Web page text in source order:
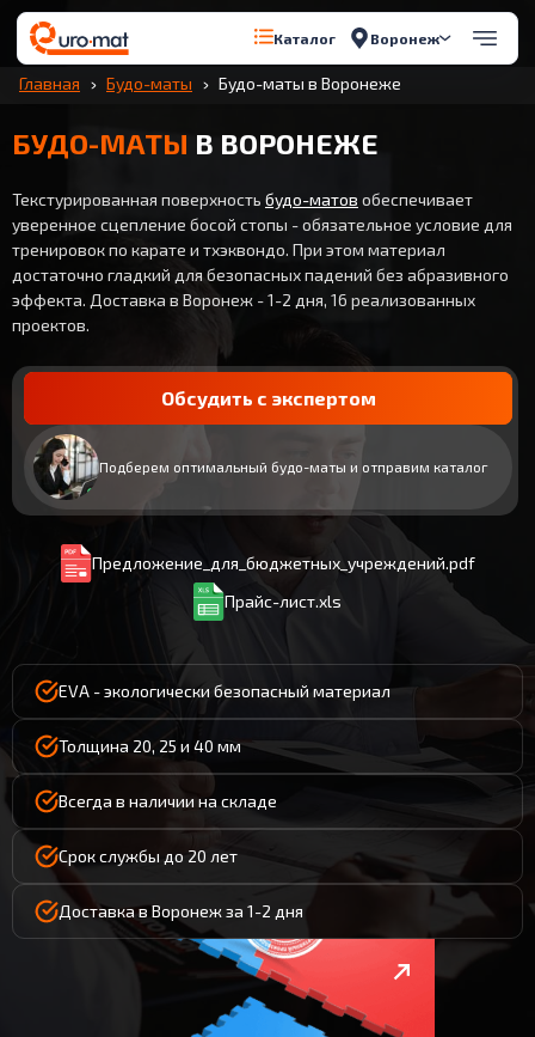
Каталог Воронеж
Главная Будо-маты Будо-маты в Воронеже
БУДО-МАТЫ В ВОРОНЕЖЕ
Текстурированная поверхность будо-матов обеспечивает
уверенное сцепление босой стопы - обязательное условие для
тренировок по карате и тхэквондо. При этом материал
достаточно гладкий для безопасных падений без абразивного
эффекта. Доставка в Воронеж - 1-2 дня, 16 реализованных
проектов.
Обсудить с экспертом
Подберем оптимальный будо-маты и отправим каталог
Предложение_для_бюджетных_учреждений.pdf
Прайс-лист.xls
EVA - экологически безопасный материал
Толщина 20, 25 и 40 мм
Всегда в наличии на складе
Срок службы до 20 лет
Доставка в Воронеж за 1-2 дня